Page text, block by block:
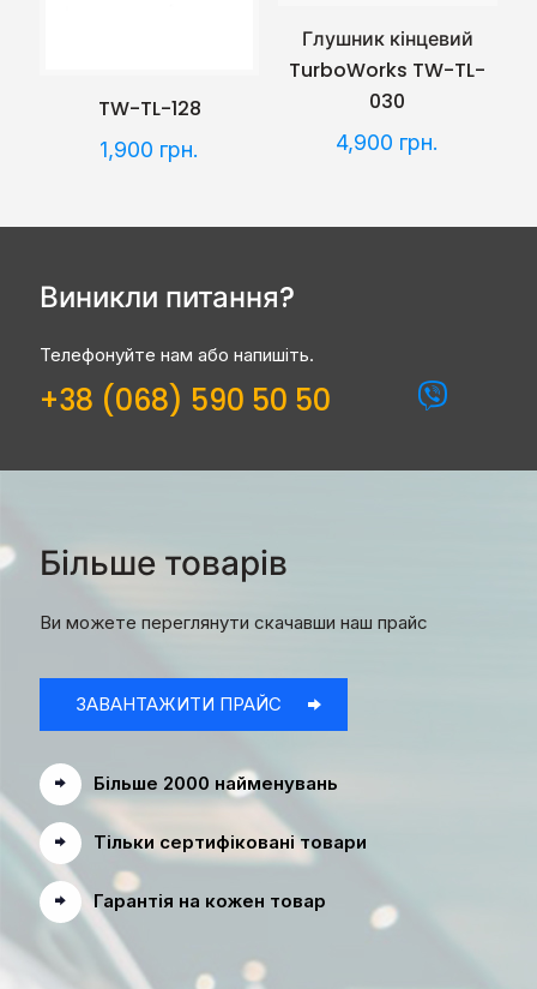
TW-TL-128
1,900 грн.
Глушник кінцевий
TurboWorks TW-TL-
030
4,900 грн.
Виникли питання?
Телефонуйте нам або напишіть.
+38 (068) 590 50 50
Більше товарів
Ви можете переглянути скачавши наш прайс
ЗАВАНТАЖИТИ ПРАЙС
Більше 2000 найменувань
Тільки сертифіковані товари
Гарантія на кожен товар